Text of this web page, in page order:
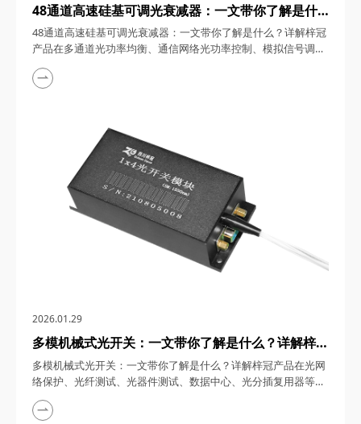
48通道高速硅基可调光衰减器：一文带你了解是什
么？详解梓冠产品在多通道光功率均衡、通信网络光
功率控制、模拟信号调制等领域的实际应用
48通道高速硅基可调光衰减器：一文带你了解是什么？详解梓冠
产品在多通道光功率均衡、通信网络光功率控制、模拟信号调制
等领域的实际应用 48通道高速硅基可调光衰减器（型号：ZG-
25M16SOI-VOA-A），在5G前传网络单纤传输容量突破
义光通信功率管理的技术标准。从多通...
2026.01.29
多模机械式光开关：一文带你了解是什么？详解梓冠
产品在光网络保护、光纤测试、光器件测试、数据中
心、光分插复用器等领域的实际应用
多模机械式光开关：一文带你了解是什么？详解梓冠产品在光网
络保护、光纤测试、光器件测试、数据中心、光分插复用器等领
域的实际应用 多模机械式光开关，在5G网络流量年均增长
60%、数据中心互联需求突破10Tbps的今天，凭借其低插损、高